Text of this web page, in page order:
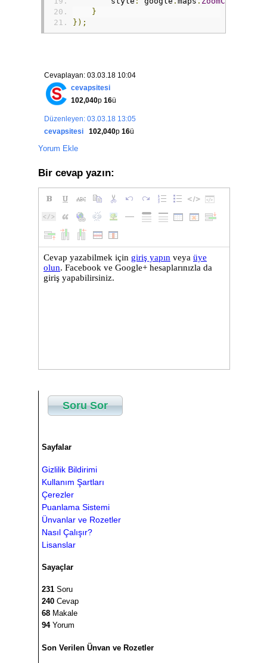
                            infowindow
                            infowindow
});
</
}
});
Cevaplayan: 03.03.18 10:04
cevapsitesi
102,040p 16ü
Düzenleyen: 03.03.18 13:05
cevapsitesi
102,040p 16ü
Yorum Ekle
Bir cevap yazın:
Soru Sor
Sayfalar
Gizlilik Bildirimi
Kullanım Şartları
Çerezler
Puanlama Sistemi
Ünvanlar ve Rozetler
Nasıl Çalışır?
Lisanslar
Sayaçlar
231 Soru
240 Cevap
68 Makale
94Yorum
Son Verilen Ünvan ve Rozetler